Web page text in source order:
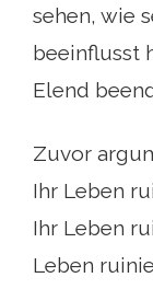
sehen, wie
beeinflusst
Elend
Zuvor
Ihr Leben
Ihr Leben
Leben